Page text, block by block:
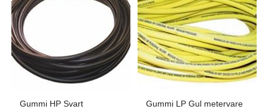
Gummi HP Svart
Gummi LP Gul metervare